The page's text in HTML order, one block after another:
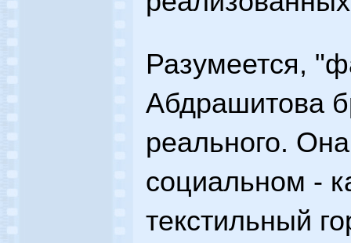
Разумеется,
Абдрашитова
реального.
социальном -
текстильный